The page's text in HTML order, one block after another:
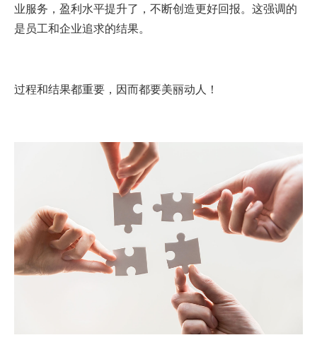
业服务，盈利水平提升了，不断创造更好回报。这强调的
是员工和企业追求的结果。
过程和结果都重要，因而都要美丽动人！